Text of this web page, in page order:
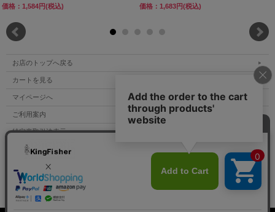
価格：1,584円(税込)
価格：1,683円(税込)
お店のトップへ戻る
カートを見る
マイページへ
ご利用案内
特定商取引法表示
個人情報の取扱い
サイトマップ
お問い合わせ